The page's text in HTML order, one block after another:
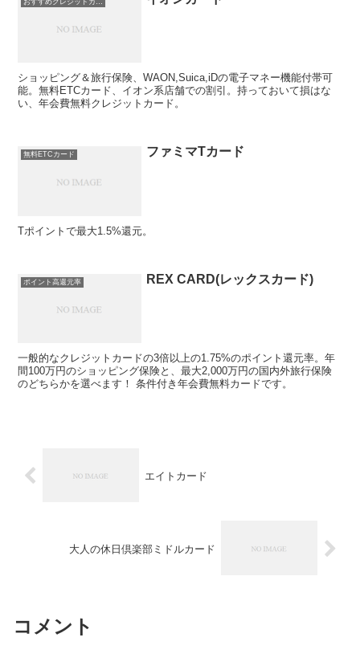
ショッピング＆旅行保険、WAON,Suica,iDの電子マネー機能付帯可
能。無料ETCカード、イオン系店舗での割引。持っておいて損はな
い、年会費無料クレジットカード。
無料ETCカード ファミマTカード
Tポイントで最大1.5%還元。
ポイント高還元率 REX CARD(レックスカード)
一般的なクレジットカードの3倍以上の1.75%のポイント還元率。年
間100万円のショッピング保険と、最大2,000万円の国内外旅行保険
のどちらかを選べます！ 条件付き年会費無料カードです。
エイトカード
大人の休日倶楽部ミドルカード
コメント